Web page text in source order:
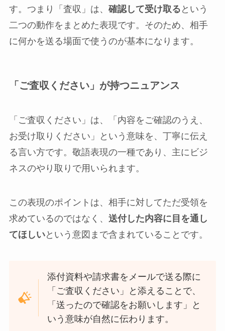
す。つまり「査収」は、 確認して受け取る という
二つの動作をまとめた表現です。そのため、相手
に何かを送る場面で使うのが基本になります。
「ご査収ください」が持つニュアンス
「ご査収ください」は、「内容をご確認のうえ、
お受け取りください」という意味を、丁寧に伝え
る言い方です。敬語表現の一種であり、主にビジ
ネスのやり取りで用いられます。
この表現のポイントは、相手に対してただ受領を
求めているのではなく、 送付した内容に目を通し
てほしいという意図まで含まれていることです。
添付資料や請求書をメールで送る際に
「ご査収ください」と添えることで、
「送ったので確認をお願いします」と
いう意味が自然に伝わります。